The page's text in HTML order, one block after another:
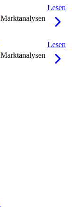
Marktanalysen
Lesen
Marktanalysen
Lesen